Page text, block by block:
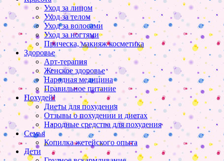
Уход за лицом
Уход за телом
Уход за волосами
Уход за ногтями
Прическа, макияж косметика
Здоровье
Арт-терапия
Женское здоровье
Народная медицина
Правильное питание
Похудей!
Диеты для похудения
Отзывы о похудении и диетах
Народные средства для похудения
Семья
Копилка жетейского опыта
Дети